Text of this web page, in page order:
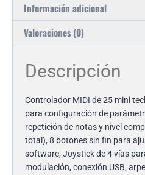
Información adicional
Valoraciones (0)
Descripción
Controlador MIDI de 25 mini
para configuración de
repetición de notas y nivel
total), 8 botones sin fin para
software, Joystick de 4 vías
modulación, conexión USB,